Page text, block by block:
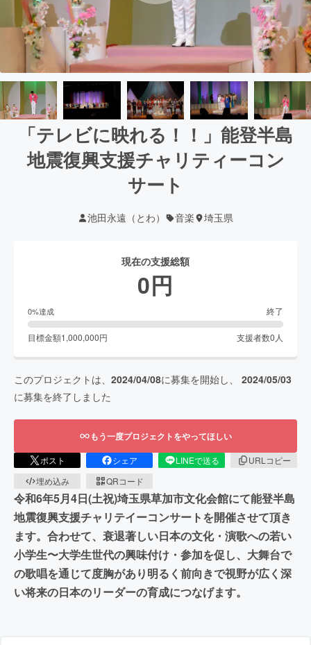
「テレビに映れる！！」能登半島
地震復興支援チャリティーコン
サート
池田永遠（とわ） 音楽 埼玉県
現在の支援総額
0円
0%達成 終了
目標金額1,000,000円 支援者数0 人
このプロジェクトは、 2024/04/08に募集を開始し、 2024/05/03
に募集を終了しました
もう一度プロジェクトをやってほしい
ポスト シェア LINEで送る
URLコピー
埋め込み
QRコード
令和6年5月4日(土祝)埼玉県草加市文化会館にて能登半島
地震復興支援チャリテイーコンサートを開催させて頂き
ます。合わせて、衰退著しい日本の文化・演歌への若い
小学生〜大学生世代の興味付け・参加を促し、大舞台で
の歌唱を通じて度胸があり明るく前向きで視野が広く深
い将来の日本のリーダーの育成につなげます。